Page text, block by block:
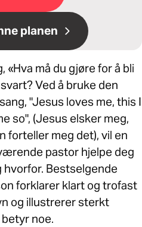
planen
må du gjøre for å bli
Ved å bruke den
"Jesus loves me, this I
so", (Jesus elsker meg,
forteller meg det), vil en
pastor hjelpe deg
hvorfor. Bestselgende
forklarer klart og trofast
og illustrerer sterkt
noe.